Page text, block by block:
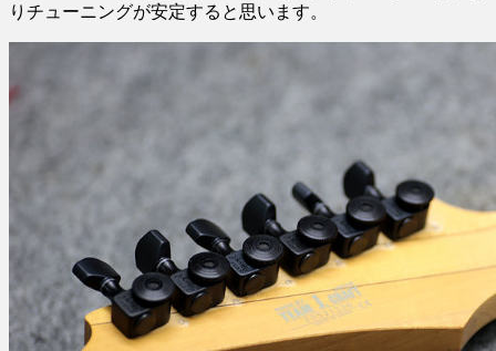
りチューニングが安定すると思います。